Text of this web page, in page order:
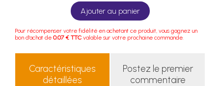
Ajouter au panier
Pour récompenser votre fidélité en achetant ce produit, vous gagnez un
bon d'achat de 0.07 € TTC valable sur votre prochaine commande.
Caractéristiques
détaillées
Postez le premier
commentaire